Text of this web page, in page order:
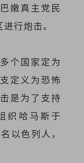
嫩真主党民
行炮击。
个国家定为
定义为恐怖
是为了支持
织哈马斯于
以色列人，